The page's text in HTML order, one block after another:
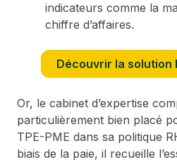
indicateurs comme la
chiffre d’affaires.
Découvrir la solution
Or, le cabinet d’expertise
particulièrement bien placé
TPE-PME dans sa politique
biais de la paie, il recueille